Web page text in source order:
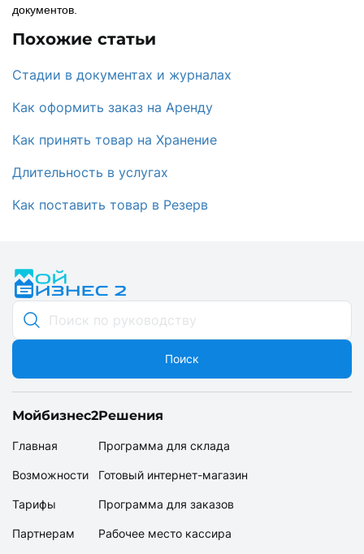
документов.
Похожие статьи
Стадии в документах и журналах
Как оформить заказ на Аренду
Как принять товар на Хранение
Длительность в услугах
Как поставить товар в Резерв
Поиск
Мойбизнес2
Главная
Возможности
Тарифы
Партнерам
Решения
Программа для склада
Готовый интернет-магазин
Программа для заказов
Рабочее место кассира